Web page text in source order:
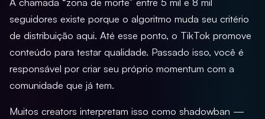
seguidores existe porque o algoritmo muda seu critério
de distribuição aqui. Até esse ponto, o TikTok promove
conteúdo para testar qualidade. Passado isso, você é
responsável por criar seu próprio momentum com a
comunidade que já tem.
Muitos creators interpretam isso como shadowban —